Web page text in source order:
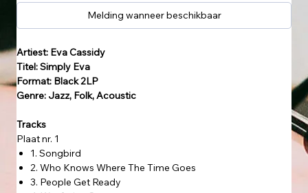
Melding wanneer beschikbaar
Artiest: Eva Cassidy
Titel: Simply Eva
Format: Black 2LP
Genre: Jazz, Folk, Acoustic
Tracks
Plaat nr. 1
1. Songbird
2. Who Knows Where The Time Goes
3. People Get Ready